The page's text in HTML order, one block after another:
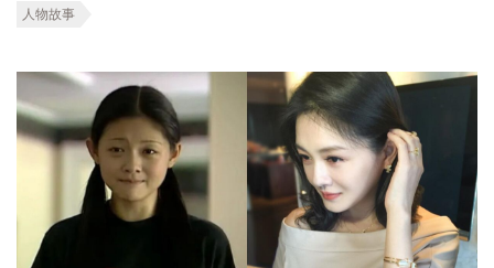
人物故事